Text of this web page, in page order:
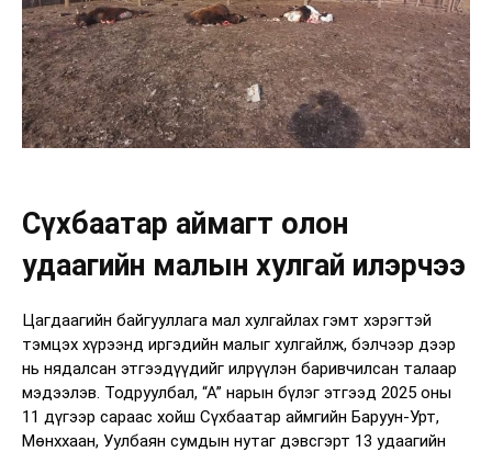
Сүхбаатар аймагт олон
удаагийн малын хулгай илэрчээ
Цагдаагийн байгууллага мал хулгайлах гэмт хэрэгтэй
тэмцэх хүрээнд иргэдийн малыг хулгайлж, бэлчээр дээр
нь нядалсан этгээдүүдийг илрүүлэн баривчилсан талаар
мэдээлэв. Тодруулбал, “А” нарын бүлэг этгээд 2025 оны
11 дүгээр сараас хойш Сүхбаатар аймгийн Баруун-Урт,
Мөнххаан, Уулбаян сумдын нутаг дэвсгэрт 13 удаагийн